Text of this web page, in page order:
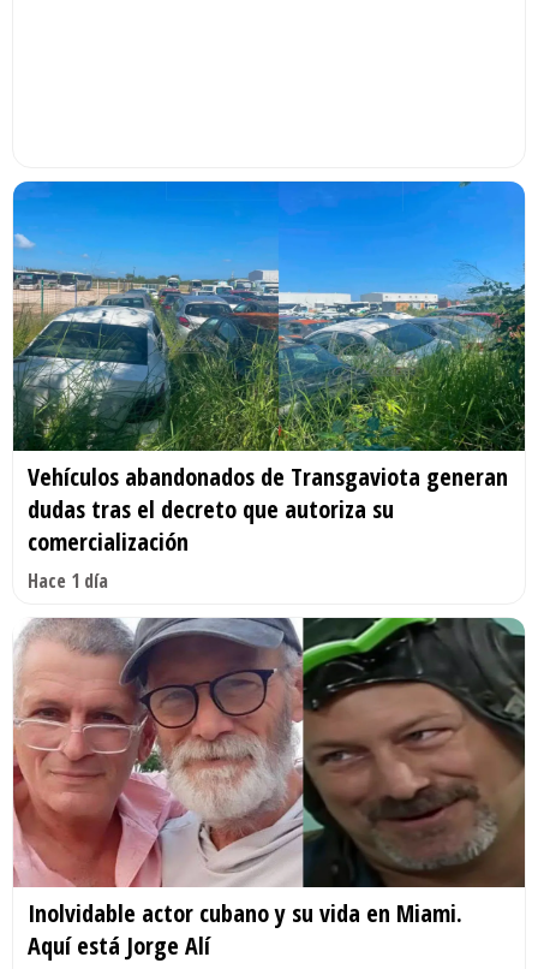
Vehículos abandonados de Transgaviota generan
dudas tras el decreto que autoriza su
comercialización
Hace 1 día
Inolvidable actor cubano y su vida en Miami.
Aquí está Jorge Alí